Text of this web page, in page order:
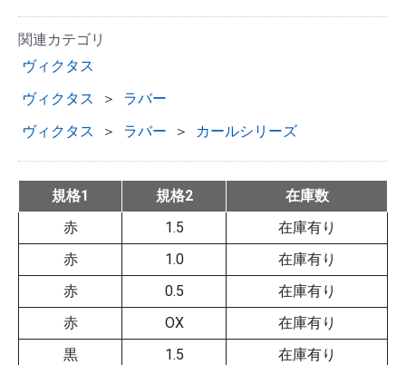
関連カテゴリ
ヴィクタス
ヴィクタス
＞
ラバー
ヴィクタス
＞ ラバー ＞ カールシリーズ
規格1 規格2
在庫数
赤
1.5
在庫有り
赤
1.0
在庫有り
赤
0.5
在庫有り
赤
OX
在庫有り
黒
1.5
在庫有り